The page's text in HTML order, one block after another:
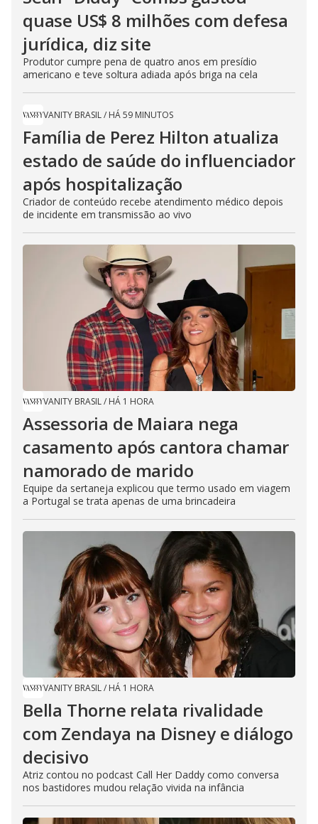
quase US$ 8 milhões com defesa
jurídica, diz site
Produtor cumpre pena de quatro anos em presídio
americano e teve soltura adiada após briga na cela
VANITY BRASIL/ HÁ 59 MINUTOS
Família de Perez Hilton atualiza
estado de saúde do influenciador
após hospitalização
Criador de conteúdo recebe atendimento médico depois
de incidente em transmissão ao vivo
VANITY BRASIL/ HÁ 1 HORA
Assessoria de Maiara nega
casamento após cantora chamar
namorado de marido
Equipe da sertaneja explicou que termo usado em viagem
a Portugal se trata apenas de uma brincadeira
VANITY BRASIL/ HÁ 1 HORA
Bella Thorne relata rivalidade
com Zendaya na Disney e diálogo
decisivo
Atriz contou no podcast Call Her Daddy como conversa
nos bastidores mudou relação vivida na infância